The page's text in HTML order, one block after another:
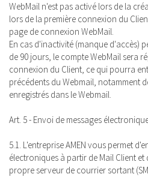
WebMail n'est pas activé lors de la
lors de la première connexion du
page de connexion WebMail.
En cas d'inactivité (manque d'accès)
de 90 jours, le compte WebMail sera
connexion du Client, ce qui pourra
précédents du Webmail, notamment
enregistrés dans le Webmail.
Art. 5 - Envoi de messages
5.1. L'entreprise AMEN vous permet
électroniques à partir de Mail Client
propre serveur de courrier sortant